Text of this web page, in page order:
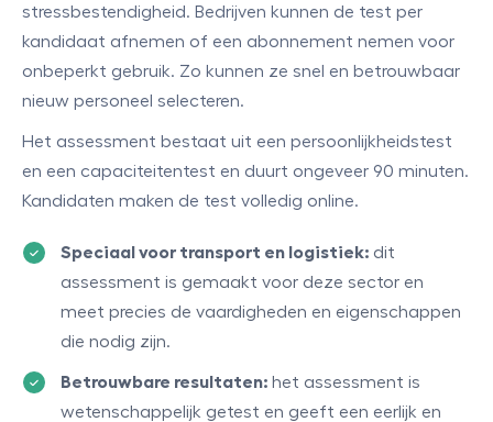
stressbestendigheid. Bedrijven kunnen de test per
kandidaat afnemen of een abonnement nemen voor
onbeperkt gebruik. Zo kunnen ze snel en betrouwbaar
nieuw personeel selecteren.
Het assessment bestaat uit een persoonlijkheidstest
en een capaciteitentest en duurt ongeveer 90 minuten.
Kandidaten maken de test volledig online.
Speciaal voor transport en logistiek: dit
assessment is gemaakt voor deze sector en
meet precies de vaardigheden en eigenschappen
die nodig zijn.
Betrouwbare resultaten: het assessment is
wetenschappelijk getest en geeft een eerlijk en